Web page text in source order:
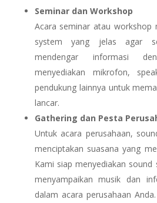
Seminar dan Workshop
Acara seminar atau workshop
system yang jelas agar
mendengar informasi
menyediakan mikrofon,
pendukung lainnya untuk
lancar.
Gathering dan Pesta
Untuk acara perusahaan,
menciptakan suasana yang
Kami siap menyediakan
menyampaikan musik dan
dalam acara perusahaan